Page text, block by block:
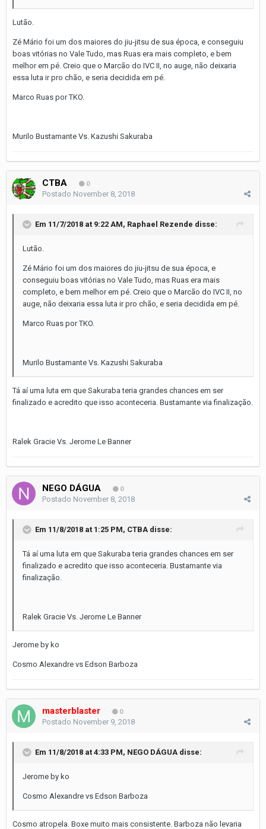
Lutão.
Zé Mário foi um dos maiores do jiu-jitsu de sua época, e conseguiu
boas vitórias no Vale Tudo, mas Ruas era mais completo, e bem
melhor em pé. Creio que o Marcão do IVC II, no auge, não deixaria
essa luta ir pro chão, e seria decidida em pé.
Marco Ruas por TKO.
Murilo Bustamante Vs. Kazushi Sakuraba
CTBA 0
Postado November 8, 2018
Em 11/7/2018 at 9:22 AM, Raphael Rezende disse:
Lutão.
Zé Mário foi um dos maiores do jiu-jitsu de sua época, e
conseguiu boas vitórias no Vale Tudo, mas Ruas era mais
completo, e bem melhor em pé. Creio que o Marcão do IVC II, no
auge, não deixaria essa luta ir pro chão, e seria decidida em pé.
Marco Ruas por TKO.
Murilo Bustamante Vs. Kazushi Sakuraba
Tá aí uma luta em que Sakuraba teria grandes chances em ser
finalizado e acredito que isso aconteceria. Bustamante via finalização.
Ralek Gracie Vs. Jerome Le Banner
NEGO DÁGUA 0
Postado November 8, 2018
Em 11/8/2018 at 1:25 PM, CTBA disse:
Tá aí uma luta em que Sakuraba teria grandes chances em ser
finalizado e acredito que isso aconteceria. Bustamante via
finalização.
Ralek Gracie Vs. Jerome Le Banner
Jerome by ko
Cosmo Alexandre vs Edson Barboza
masterblaster 0
Postado November 9, 2018
Em 11/8/2018 at 4:33 PM, NEGO DÁGUA disse:
Jerome by ko
Cosmo Alexandre vs Edson Barboza
Cosmo atropela. Boxe muito mais consistente. Barboza não levaria